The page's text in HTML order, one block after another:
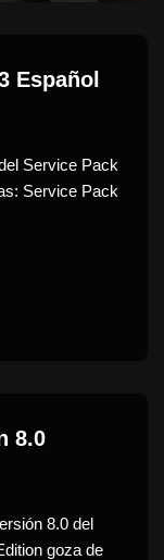
Español
Service Pack
Service Pack
8.0
8.0 del
goza de